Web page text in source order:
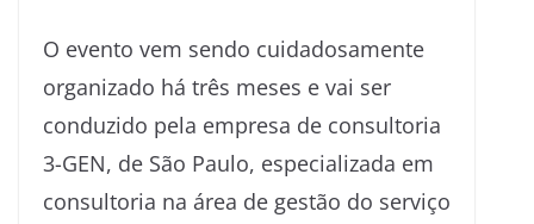
O evento vem sendo cuidadosamente
organizado há três meses e vai ser
conduzido pela empresa de consultoria
3-GEN, de São Paulo, especializada em
consultoria na área de gestão do serviço